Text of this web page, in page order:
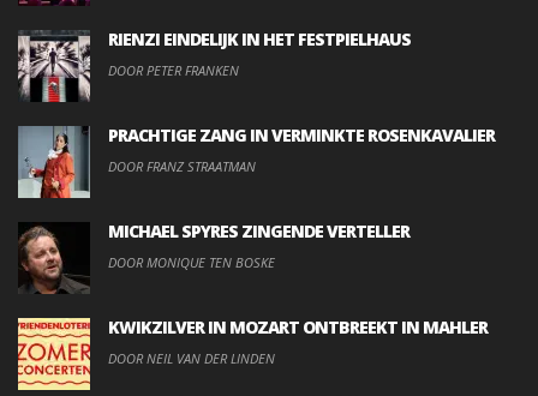
RIENZI EINDELIJK IN HET FESTPIELHAUS
DOOR PETER FRANKEN
PRACHTIGE ZANG IN VERMINKTE ROSENKAVALIER
DOOR FRANZ STRAATMAN
MICHAEL SPYRES ZINGENDE VERTELLER
DOOR MONIQUE TEN BOSKE
KWIKZILVER IN MOZART ONTBREEKT IN MAHLER
DOOR NEIL VAN DER LINDEN